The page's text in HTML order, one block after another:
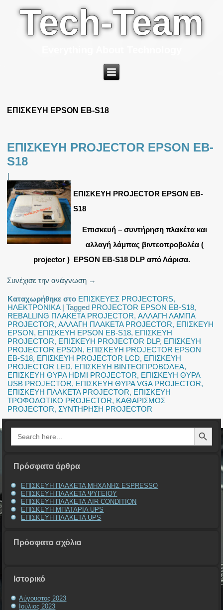
Tech-Team
ΕΠΙΣΚΕΥΗ EPSON EB-S18
ΕΠΙΣΚΕΥΗ PROJECTOR EPSON EB-
S18
|
ΕΠΙΣΚΕΥΗ PROJECTOR EPSON EB-
S18
Επισκευή – συντήρηση πλακέτα και
αλλαγή λάμπας βιντεοπροβολέα (
projector ) EPSON EB-S18 DLP από Λάρισα.
Συνέχισε την ανάγνωση →
Καταχωρήθηκε στο ΕΠΙΣΚΕΥΕΣ PROJECTORS,
ΗΛΕΚΤΡΟΝΙΚΑ|Tagged PROJECTOR EPSON EB-S18,
REBALLING ΠΛΑΚΕΤΑ PROJECTOR,ΑΛΛΑΓΗ ΛΑΜΠΑ
PROJECTOR,ΑΛΛΑΓΗ ΠΛΑΚΕΤΑ PROJECTOR, ΕΠΙΣΚΕΥΗ
EPSON, ΕΠΙΣΚΕΥΗ EPSON EB-S18, ΕΠΙΣΚΕΥΗ
PROJECTOR, ΕΠΙΣΚΕΥΗ PROJECTOR DLP, ΕΠΙΣΚΕΥΗ
PROJECTOR EPSON, ΕΠΙΣΚΕΥΗ PROJECTOR EPSON
EB-S18, ΕΠΙΣΚΕΥΗ PROJECTOR LCD, ΕΠΙΣΚΕΥΗ
PROJECTOR LED, ΕΠΙΣΚΕΥΗ ΒΙΝΤΕΟΠΡΟΒΟΛΕΑ,
ΕΠΙΣΚΕΥΗ ΘΥΡΑ HDMI PROJECTOR, ΕΠΙΣΚΕΥΗ ΘΥΡΑ
USB PROJECTOR, ΕΠΙΣΚΕΥΗ ΘΥΡΑ VGA PROJECTOR,
ΕΠΙΣΚΕΥΗ ΠΛΑΚΕΤΑ PROJECTOR, ΕΠΙΣΚΕΥΗ
ΤΡΟΦΟΔΟΤΙΚΟ PROJECTOR, ΚΑΘΑΡΙΣΜΟΣ
PROJECTOR, ΣΥΝΤΗΡΗΣΗ PROJECTOR
Search
for:
Search Button
Πρόσφατα άρθρα
ΕΠΙΣΚΕΥΗ ΠΛΑΚΕΤΑ ΜΗΧΑΝΗΣ ESPRESSO
ΕΠΙΣΚΕΥΗ ΠΛΑΚΕΤΑ ΨΥΓΕΙΟΥ
ΕΠΙΣΚΕΥΗ ΠΛΑΚΕΤΑ AIR CONDITION
ΕΠΙΣΚΕΥΗ ΜΠΑΤΑΡΙΑ UPS
ΕΠΙΣΚΕΥΗ ΠΛΑΚΕΤΑ UPS
Πρόσφατα σχόλια
Ιστορικό
Αύγουστος 2023
Ιούλιος 2023